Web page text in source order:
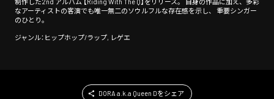
なアーティストの客演でも唯一無二のソウルフルな存在感を示し、 重要シンガー
のひとり。
ジャンル：ヒップホップ/ラップ, レゲエ
DORA a.k.a Queen Dをシェア